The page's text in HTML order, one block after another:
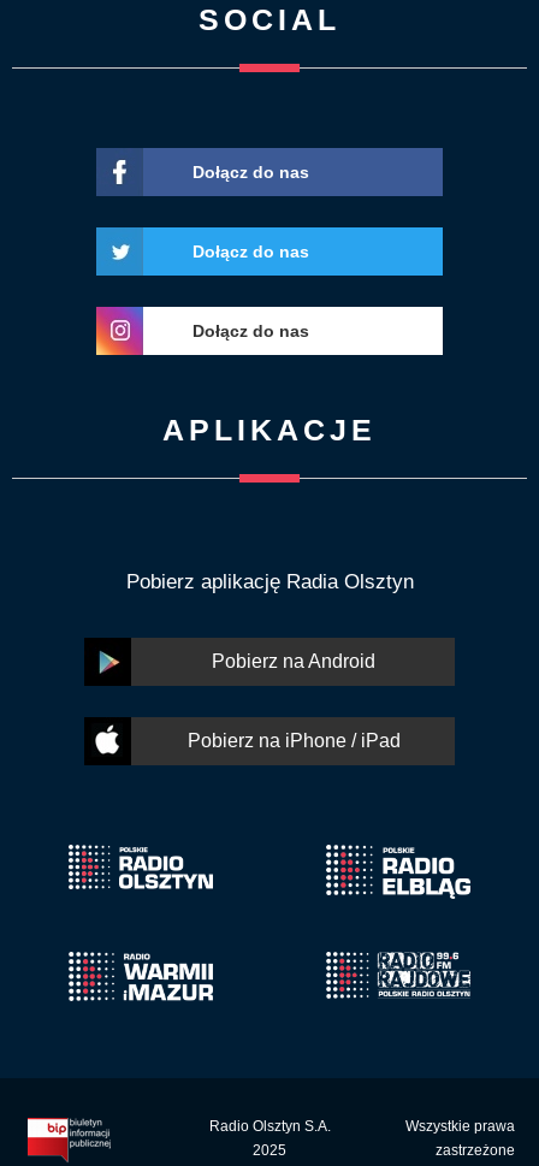
SOCIAL
Dołącz do nas
Dołącz do nas
Dołącz do nas
APLIKACJE
Pobierz aplikację Radia Olsztyn
Pobierz na Android
Pobierz na iPhone / iPad
Radio Olsztyn S.A.
2025
Wszystkie prawa
zastrzeżone